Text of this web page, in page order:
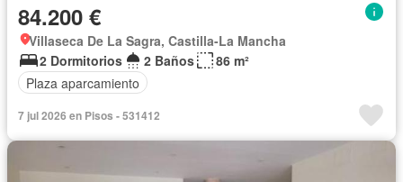
84.200 €
Villaseca De La Sagra, Castilla-La Mancha
2 Dormitorios
2 Baños
86 m²
Plaza aparcamiento
7 jul 2026 en Pisos - 531412